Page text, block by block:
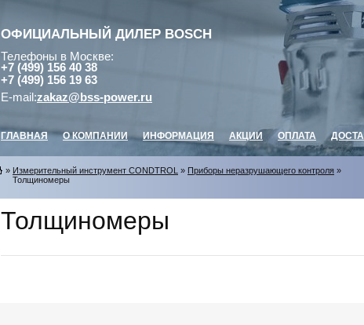
ОФИЦИАЛЬНЫЙ ДИЛЕР BOSCH
Телефоны в Москве:
+7 (499) 156 40 38
+7 (499) 156 19 63
E-mail:zakaz@bss-power.ru
ГЛАВНАЯ О КОМПАНИИ ИНФОРМАЦИЯ АКЦИИ ОПЛАТА
» Измерительный инструмент CONDTROL » Приборы неразрушающего контроля »
Толщиномеры
Толщиномеры